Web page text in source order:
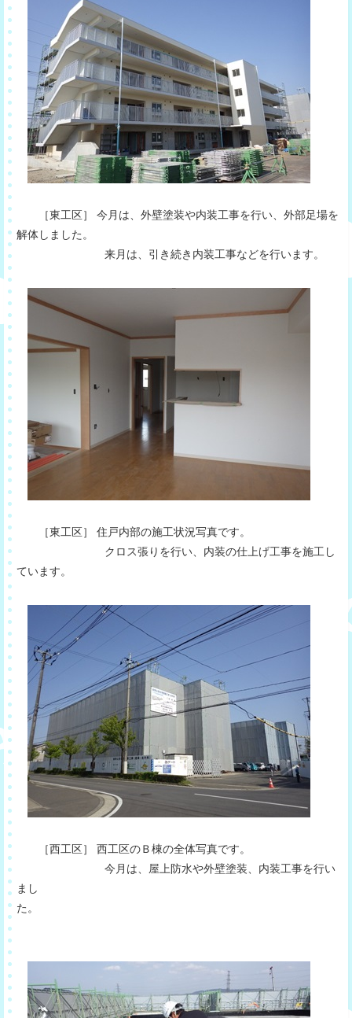
［東工区］ 今月は、外壁塗装や内装工事を行い、外部足場を
解体しました。
来月は、引き続き内装工事などを行います。
［東工区］ 住戸内部の施工状況写真です。
クロス張りを行い、内装の仕上げ工事を施工し
ています。
［西工区］ 西工区のＢ棟の全体写真です。
今月は、屋上防水や外壁塗装、内装工事を行い
まし
た。